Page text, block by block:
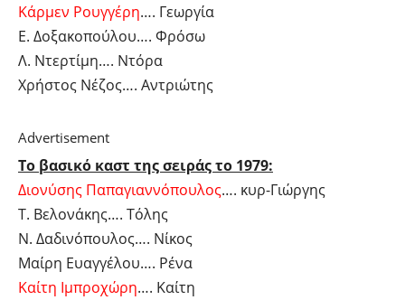
Κάρμεν Ρουγγέρη…. Γεωργία
Ε. Δοξακοπούλου…. Φρόσω
Λ. Ντερτίμη…. Ντόρα
Χρήστος Νέζος…. Αντριώτης
Advertisement
Το βασικό καστ της σειράς το 1979:
Διονύσης Παπαγιαννόπουλος…. κυρ-Γιώργης
Τ. Βελονάκης…. Τόλης
Ν. Δαδινόπουλος…. Νίκος
Μαίρη Ευαγγέλου…. Ρένα
Καίτη Ιμπροχώρη…. Καίτη